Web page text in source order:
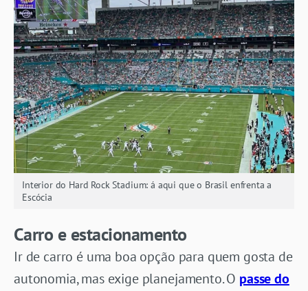
Interior do Hard Rock Stadium: á aqui que o Brasil enfrenta a
Escócia
Carro e estacionamento
Ir de carro é uma boa opção para quem gosta de
autonomia, mas exige planejamento. O passe do